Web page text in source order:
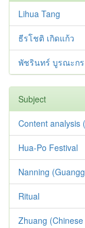
Lihua Tang
ธีรโชติ เกิดแก้ว
พัชรินทร์ บูรณะกร
Subject
Content analysis
Hua-Po Festival
Nanning
Ritual
Zhuang